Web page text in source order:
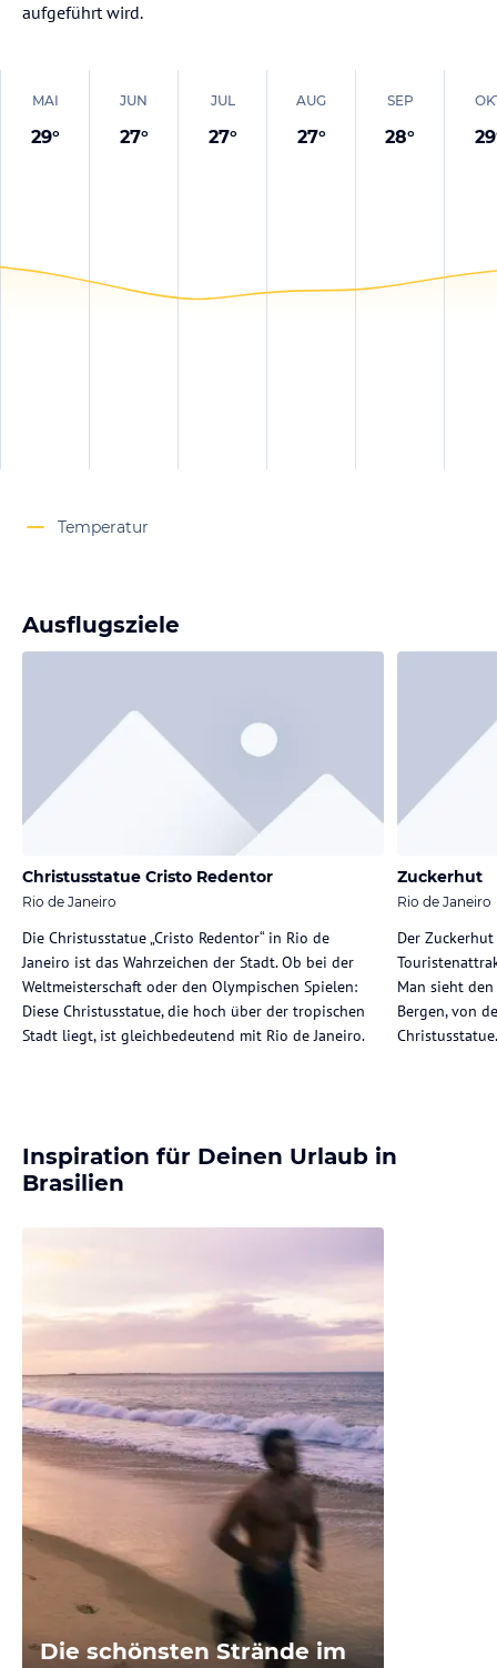
aufgeführt wird.
MAI
29°
JUN
27°
JUL
27°
AUG
27°
SEP
28° 29
Temperatur
Ausflugsziele
Christusstatue Cristo Redentor
Rio de Janeiro
Die Christusstatue „Cristo Redentor“ in Rio de
Janeiro ist das Wahrzeichen der Stadt. Ob bei der
Weltmeisterschaft oder den Olympischen Spielen:
Diese Christusstatue, die hoch über der tropischen
Stadt liegt, ist gleichbedeutend mit Rio de Janeiro.
Zuckerhut
Rio de Janeiro
Der
Man sieht
Bergen, von
Christusstatue.
Inspiration für Deinen Urlaub in
Brasilien
Die schönsten Strände im